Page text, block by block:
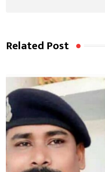
Related Post